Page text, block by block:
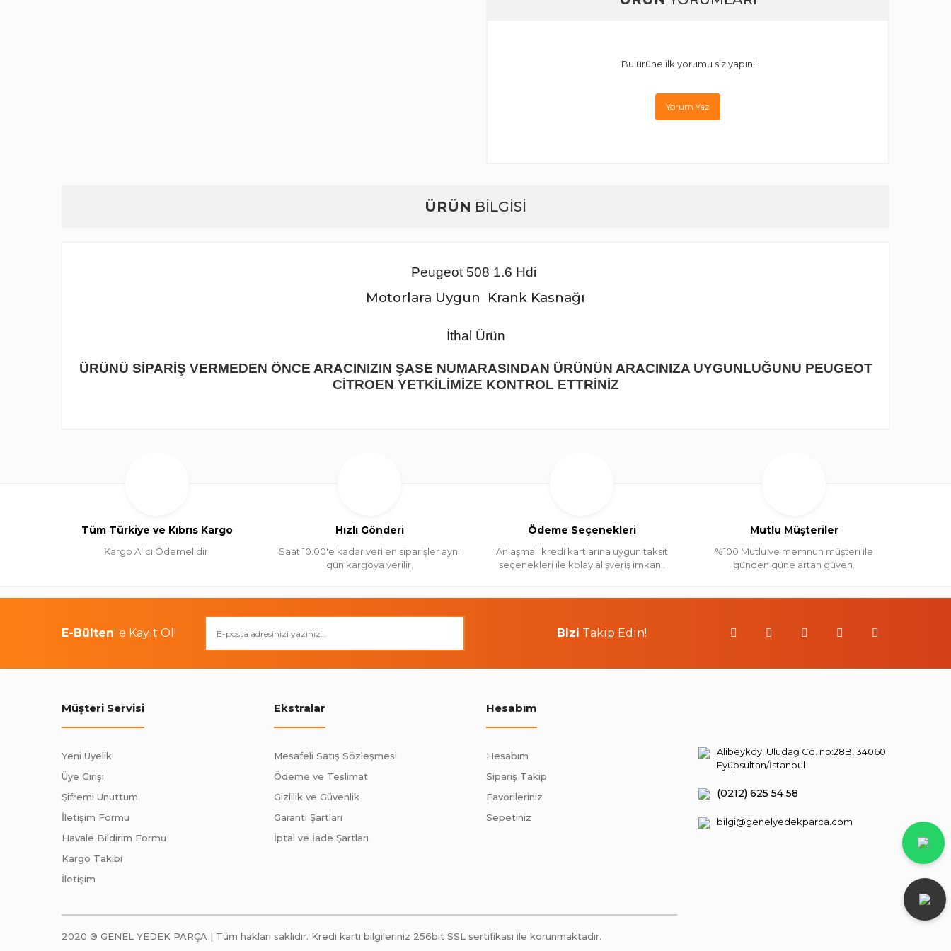
Bu ürüne ilk yorumu siz yapın!
Yorum Yaz
ÜRÜN BİLGİSİ
Peugeot 508 1.6 Hdi
Motorlara Uygun Krank Kasnağı
İthal Ürün
ÜRÜNÜ SİPARİŞ VERMEDEN ÖNCE ARACINIZIN ŞASE NUMARASINDAN ÜRÜNÜN ARACINIZA UYGUNLUĞUNU PEUGEOT
CİTROEN YETKİLİMİZE KONTROL ETTRİNİZ
Tüm Türkiye ve Kıbrıs Kargo
Kargo Alıcı Ödemelidir.
Hızlı Gönderi
Saat 10.00'e kadar verilen siparişler aynı
gün kargoya verilir.
Ödeme Seçenekleri
Anlaşmalı kredi kartlarına uygun taksit
seçenekleri ile kolay alışveriş imkanı.
Mutlu Müşteriler
%100 Mutlu ve memnun müşteri ile
günden güne artan güven.
E-Bülten' e Kayıt Ol! Bizi Takip Edin!
Müşteri Servisi
Yeni Üyelik
Üye Girişi
Şifremi Unuttum
İletişim Formu
Havale Bildirim Formu
Kargo Takibi
İletişim
Ekstralar
Mesafeli Satış Sözleşmesi
Ödeme ve Teslimat
Gizlilik ve Güvenlik
Garanti Şartları
İptal ve İade Şartları
Hesabım
Hesabım
Sipariş Takip
Favorileriniz
Sepetiniz
2020 ® GENEL YEDEK PARÇA | Tüm hakları saklıdır. Kredi kartı bilgileriniz 256bit SSL sertifikası ile korunmaktadır.
Alibeyköy, Uludağ Cd. no:28B, 34060
Eyüpsultan/İstanbul
(0212) 625 54 58
bilgi@genelyedekparca.com